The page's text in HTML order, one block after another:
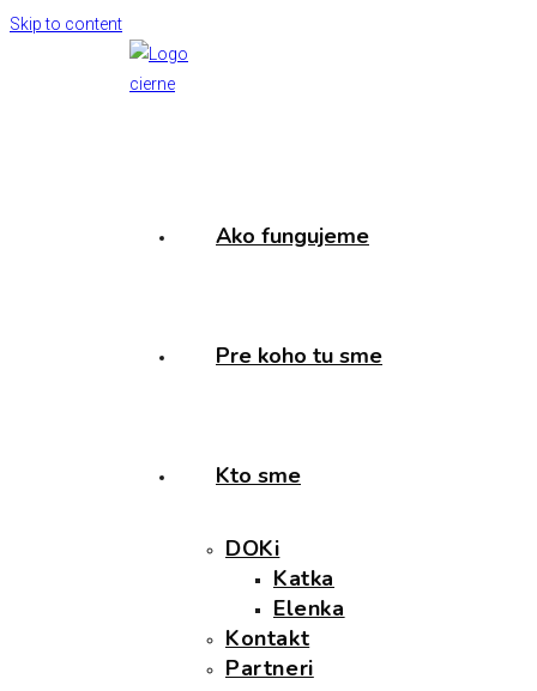
Skip to content
Ako fungujeme
Pre koho tu sme
Kto sme
DOKi
Katka
Elenka
Kontakt
Partneri